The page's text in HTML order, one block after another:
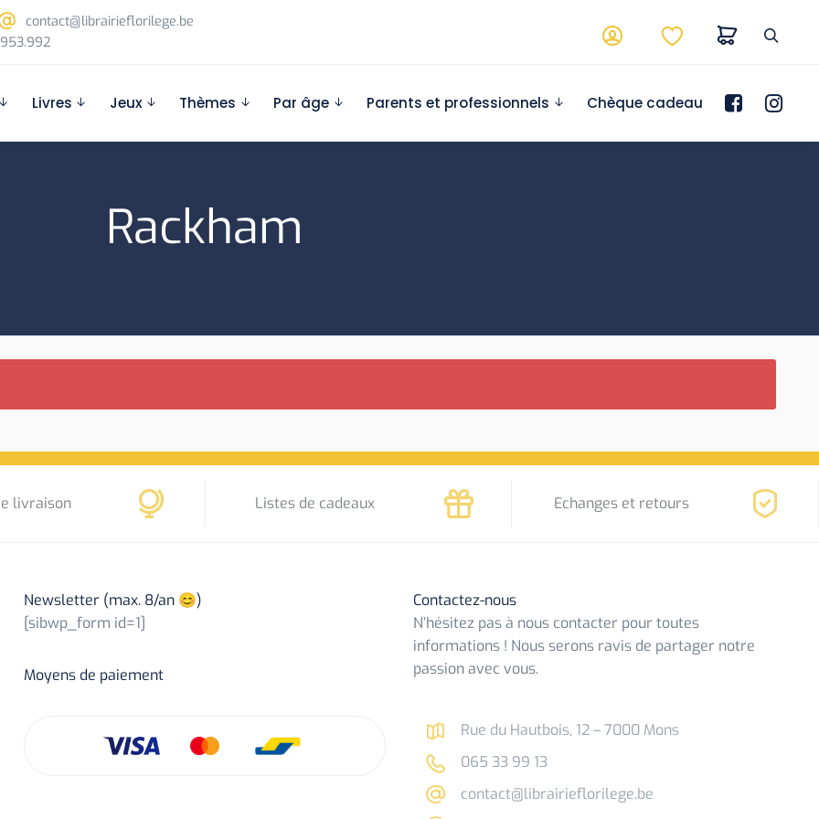
contact@librairieflorilege.be
Livres Jeux Thèmes Par âge Parents et professionnels Chèque cadeau
Rackham
livraison Listes de cadeaux Echanges et retours
Newsletter (max. 8/an 😊)
[sibwp_form id=1]
Moyens de paiement
Contactez-nous
N’hésitez pas à nous contacter pour toutes
informations ! Nous serons ravis de partager notre
passion avec vous.
Rue du Hautbois, 12 – 7000 Mons
065 33 99 13
contact@librairieflorilege.be